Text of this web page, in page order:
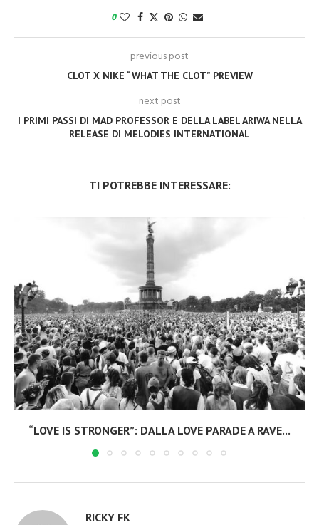
0
previous post
CLOT X NIKE “WHAT THE CLOT” PREVIEW
next post
I PRIMI PASSI DI MAD PROFESSOR E DELLA LABEL ARIWA NELLA
RELEASE DI MELODIES INTERNATIONAL
TI POTREBBE INTERESSARE:
“LOVE IS STRONGER”: DALLA LOVE PARADE A RAVE...
RICKY FK